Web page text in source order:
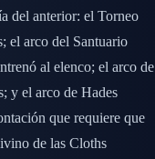
del anterior: el Torneo
el arco del Santuario
al elenco; el arco de
y el arco de Hades
que requiere que
de las Cloths